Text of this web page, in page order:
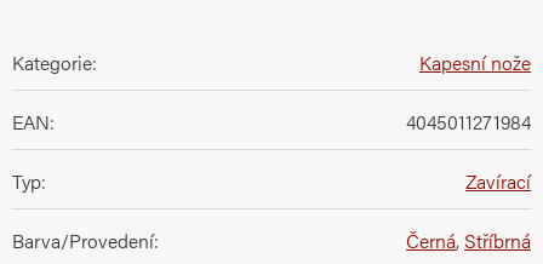
Kategorie: Kapesní nože
EAN: 4045011271984
Typ: Zavírací
Barva/Provedení: Černá, Stříbrná